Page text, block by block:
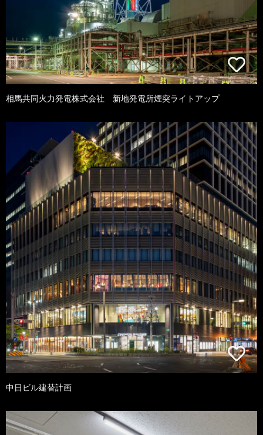
相馬共同火力発電株式会社 新地発電所煙突ライトアップ
中日ビル建替計画